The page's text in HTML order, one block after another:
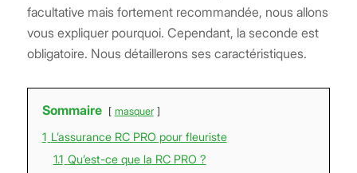
facultative mais fortement recommandée, nous allons
vous expliquer pourquoi. Cependant, la seconde est
obligatoire. Nous détaillerons ses caractéristiques.
Sommaire masquer
1 L’assurance RC PRO pour fleuriste
1.1 Qu’est-ce que la RC PRO ?